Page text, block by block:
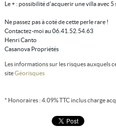
Le + : possibilité d'acquerir une villa avec
Ne passez pas à coté de cette perle rare !
Contactez-moi au 06.41.52.54.63
Henri Canto
Casanova Propriétés
Les informations sur les risques auxquels
siteGéorisques
* Honoraires : 4.09% TTC inclus charge